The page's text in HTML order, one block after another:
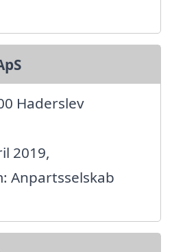
Haderslev
2019,
Anpartsselskab